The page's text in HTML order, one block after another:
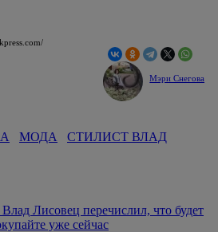
Мэри Снегова
МОДА
СТИЛИСТ ВЛАД
Лисовец перечислил, что будет
уже сейчас